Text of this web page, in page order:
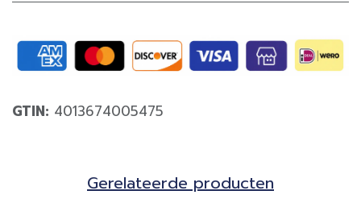
GTIN: 4013674005475
Gerela​teerde producten​